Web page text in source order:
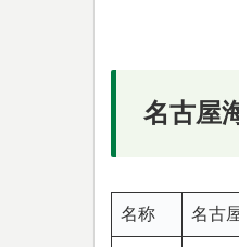
名古屋
名称 名古